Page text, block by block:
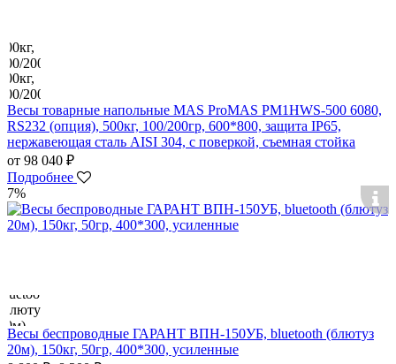
Весы товарные напольные MAS ProMAS PM1HWS-500 6080,
RS232 (опция), 500кг, 100/200гр, 600*800, защита IP65,
нержавеющая сталь AISI 304, с поверкой, съемная стойка
от 98 040 ₽
Подробнее
7%
Весы беспроводные ГАРАНТ ВПН-150УБ, bluetooth (блютуз
20м), 150кг, 50гр, 400*300, усиленные